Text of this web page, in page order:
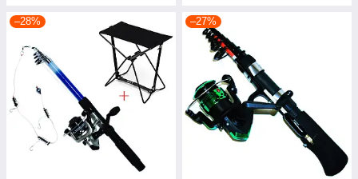
–28% –27%